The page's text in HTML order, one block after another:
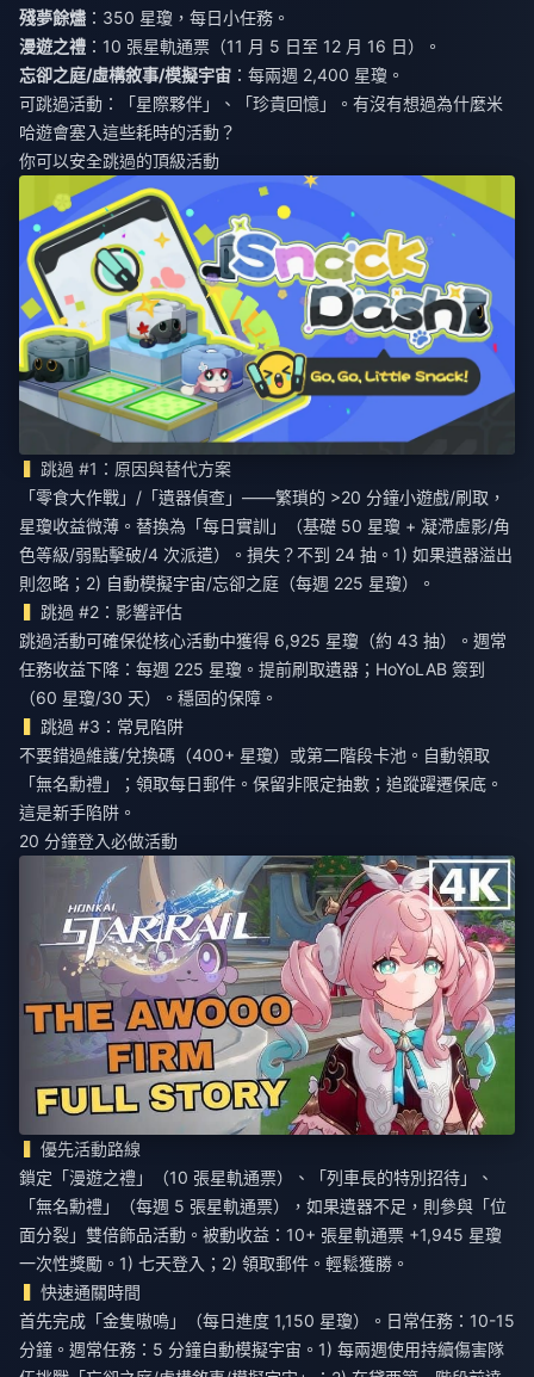
殘夢餘燼 ：350 星瓊，每日小任務。
漫遊之禮 ：10 張星軌通票（11 月 5 日至 12 月 16 日）。
忘卻之庭/虛構敘事/模擬宇宙 ：每兩週 2,400 星瓊。
可跳過活動：「星際夥伴」、「珍貴回憶」。有沒有想過為什麼米
哈遊會塞入這些耗時的活動？
你可以安全跳過的頂級活動
跳過 #1：原因與替代方案
「零食大作戰」/「遺器偵查」——繁瑣的 >20 分鐘小遊戲/刷取，
星瓊收益微薄。替換為「每日實訓」（基礎 50 星瓊 + 凝滯虛影/角
色等級/弱點擊破/4 次派遣）。損失？不到 24 抽。1) 如果遺器溢出
則忽略；2) 自動模擬宇宙/忘卻之庭（每週 225 星瓊）。
跳過 #2：影響評估
跳過活動可確保從核心活動中獲得 6,925 星瓊（約 43 抽）。週常
任務收益下降：每週 225 星瓊。提前刷取遺器；HoYoLAB 簽到
（60 星瓊/30 天）。穩固的保障。
跳過 #3：常見陷阱
不要錯過維護/兌換碼（400+ 星瓊）或第二階段卡池。自動領取
「無名勳禮」；領取每日郵件。保留非限定抽數；追蹤躍遷保底。
這是新手陷阱。
20 分鐘登入必做活動
優先活動路線
鎖定「漫遊之禮」（10 張星軌通票）、「列車長的特別招待」、
「無名勳禮」（每週 5 張星軌通票），如果遺器不足，則參與「位
面分裂」雙倍飾品活動。被動收益：10+ 張星軌通票 +1,945 星瓊
一次性獎勵。1) 七天登入；2) 領取郵件。輕鬆獲勝。
快速通關時間
首先完成「金隻嗷嗚」（每日進度 1,150 星瓊）。日常任務：10-15
分鐘。週常任務：5 分鐘自動模擬宇宙。1) 每兩週使用持續傷害隊